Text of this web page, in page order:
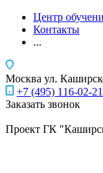
Центр
Контакты
...
Москва ул.
+7 (495) 116-02-21
Заказать звонок
Проект ГК